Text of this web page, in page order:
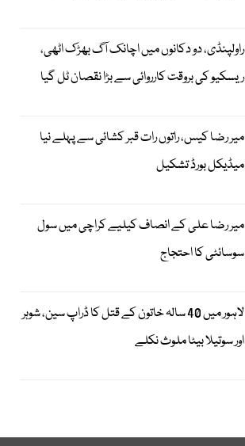
راولپنڈی، دو دکانوں میں اچانک آگ بھڑک اٹھی،
ریسکیو کی بروقت کارروائی سے بڑا نقصان ٹل گیا
میر رضا کیس، راتوں رات قبر کشائی سے پہلے نیا
میڈیکل بورڈ تشکیل
میر رضا علی کے انصاف کیلیے کراچی میں سول
سوسائٹی کا احتجاج
لاہور میں 40 سالہ خاتون کے قتل کا ڈراپ سین، شوہر
اور سوتیلا بیٹا ملوث نکلے